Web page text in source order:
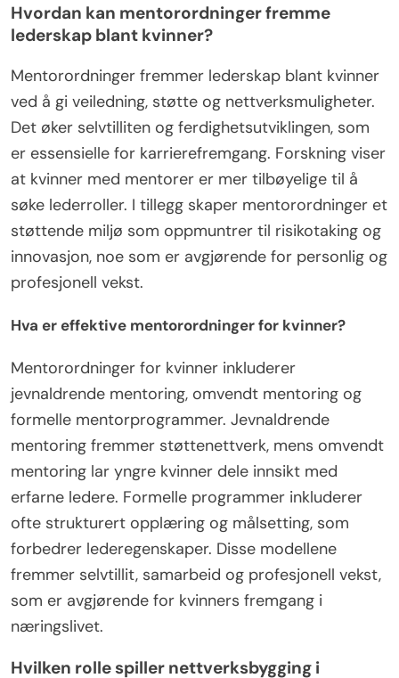
Hvordan kan mentorordninger fremme
lederskap blant kvinner?
Mentorordninger fremmer lederskap blant kvinner
ved å gi veiledning, støtte og nettverksmuligheter.
Det øker selvtilliten og ferdighetsutviklingen, som
er essensielle for karrierefremgang. Forskning viser
at kvinner med mentorer er mer tilbøyelige til å
søke lederroller. I tillegg skaper mentorordninger et
støttende miljø som oppmuntrer til risikotaking og
innovasjon, noe som er avgjørende for personlig og
profesjonell vekst.
Hva er effektive mentorordninger for kvinner?
Mentorordninger for kvinner inkluderer
jevnaldrende mentoring, omvendt mentoring og
formelle mentorprogrammer. Jevnaldrende
mentoring fremmer støttenettverk, mens omvendt
mentoring lar yngre kvinner dele innsikt med
erfarne ledere. Formelle programmer inkluderer
ofte strukturert opplæring og målsetting, som
forbedrer lederegenskaper. Disse modellene
fremmer selvtillit, samarbeid og profesjonell vekst,
som er avgjørende for kvinners fremgang i
næringslivet.
Hvilken rolle spiller nettverksbygging i